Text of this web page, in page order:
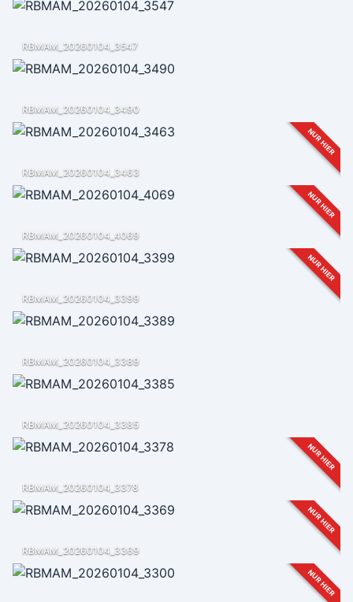
RBMAM_20260104_3547
RBMAM_20260104_3490
NUR HIER
RBMAM_20260104_3463
NUR HIER
RBMAM_20260104_4069
NUR HIER
RBMAM_20260104_3399
RBMAM_20260104_3389
RBMAM_20260104_3385
NUR HIER
RBMAM_20260104_3378
NUR HIER
RBMAM_20260104_3369
NUR HIER